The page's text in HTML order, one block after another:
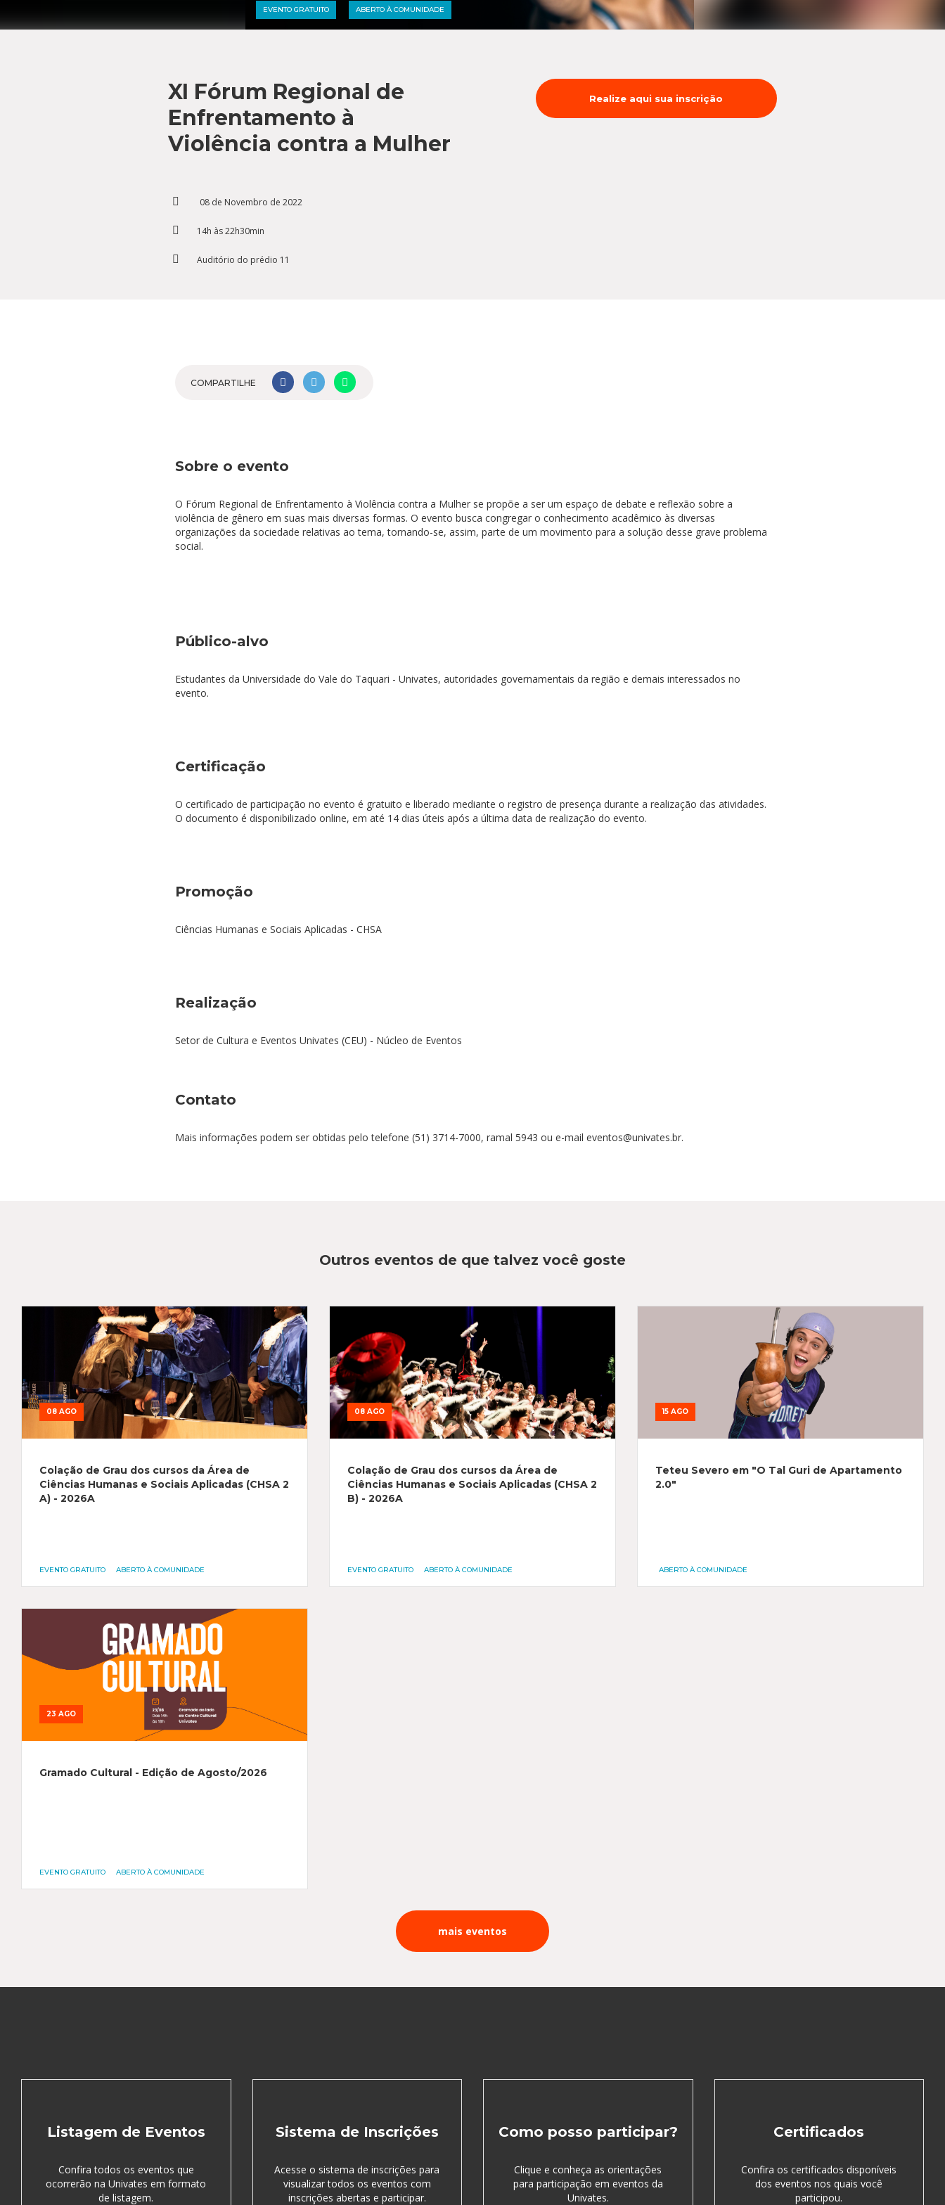
Residências Médicas
Trabalhe Conosco
Orquestra Gustavo Adolfo
Univates
EVENTO GRATUITO ABERTO À COMUNIDADE
XI Fórum Regional de
Enfrentamento à
Violência contra a Mulher
08 de Novembro de 2022
14h às 22h30min
Auditório do prédio 11
Realize aqui sua inscrição
COMPARTILHE
Sobre o evento
O Fórum Regional de Enfrentamento à Violência contra a Mulher se propõe a ser um espaço de debate e reflexão sobre a
violência de gênero em suas mais diversas formas. O evento busca congregar o conhecimento acadêmico às diversas
organizações da sociedade relativas ao tema, tornando-se, assim, parte de um movimento para a solução desse grave problema
social.
Público-alvo
Estudantes da Universidade do Vale do Taquari - Univates, autoridades governamentais da região e demais interessados no
evento.
Certificação
O certificado de participação no evento é gratuito e liberado mediante o registro de presença durante a realização das atividades.
O documento é disponibilizado online, em até 14 dias úteis após a última data de realização do evento.
Promoção
Ciências Humanas e Sociais Aplicadas - CHSA
Realização
Setor de Cultura e Eventos Univates (CEU) - Núcleo de Eventos
Contato
Mais informações podem ser obtidas pelo telefone (51) 3714-7000, ramal 5943 ou e-mail eventos@univates.br.
Outros eventos de que talvez você goste
08 AGO
Colação de Grau dos cursos da Área de
Ciências Humanas e Sociais Aplicadas (CHSA 2
A) - 2026A
EVENTO GRATUITO ABERTO À COMUNIDADE
08 AGO
Colação de Grau dos cursos da Área de
Ciências Humanas e Sociais Aplicadas (CHSA 2
B) - 2026A
EVENTO GRATUITO ABERTO À COMUNIDADE
15 AGO
Teteu Severo em "O Tal Guri de Apartamento
2.0"
ABERTO À COMUNIDADE
23 AGO
Gramado Cultural - Edição de Agosto/2026
EVENTO GRATUITO ABERTO À COMUNIDADE
mais eventos
Listagem de Eventos
Confira todos os eventos que
ocorrerão na Univates em formato
de listagem.
Sistema de Inscrições
Acesse o sistema de inscrições para
visualizar todos os eventos com
inscrições abertas e participar.
Como posso participar?
Clique e conheça as orientações
para participação em eventos da
Univates.
Certificados
Confira os certificados disponíveis
dos eventos nos quais você
participou.